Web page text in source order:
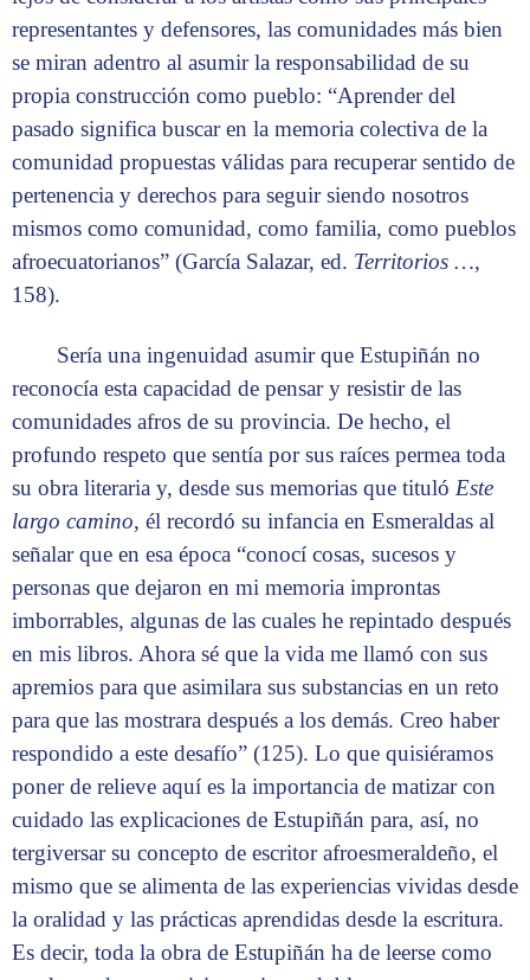
representantes y defensores, las comunidades más bien
se miran adentro al asumir la responsabilidad de su
propia construcción como pueblo: “Aprender del
pasado significa buscar en la memoria colectiva de la
comunidad propuestas válidas para recuperar sentido de
pertenencia y derechos para seguir siendo nosotros
mismos como comunidad, como familia, como pueblos
afroecuatorianos” (García Salazar, ed. Territorios …,
158).
Sería una ingenuidad asumir que Estupiñán no
reconocía esta capacidad de pensar y resistir de las
comunidades afros de su provincia. De hecho, el
profundo respeto que sentía por sus raíces permea toda
su obra literaria y, desde sus memorias que tituló Este
largo camino, él recordó su infancia en Esmeraldas al
señalar que en esa época “conocí cosas, sucesos y
personas que dejaron en mi memoria improntas
imborrables, algunas de las cuales he repintado después
en mis libros. Ahora sé que la vida me llamó con sus
apremios para que asimilara sus substancias en un reto
para que las mostrara después a los demás. Creo haber
respondido a este desafío” (125). Lo que quisiéramos
poner de relieve aquí es la importancia de matizar con
cuidado las explicaciones de Estupiñán para, así, no
tergiversar su concepto de escritor afroesmeraldeño, el
mismo que se alimenta de las experiencias vividas desde
la oralidad y las prácticas aprendidas desde la escritura.
Es decir, toda la obra de Estupiñán ha de leerse como